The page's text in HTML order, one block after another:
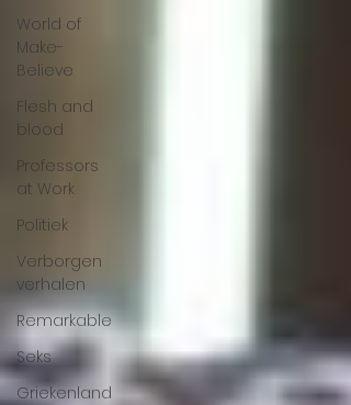
World of
Make-
Believe
Flesh and
blood
Professors
at Work
Politiek
Verborgen
verhalen
Remarkable
Seks
Griekenland